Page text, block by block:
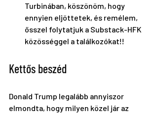
Turbinában, köszönöm, hogy
ennyien eljöttetek, és remélem,
ősszel folytatjuk a Substack-HFK
közösséggel a találkozókat!!
Kettős beszéd
Donald Trump legalább annyiszor
elmondta, hogy milyen közel jár az